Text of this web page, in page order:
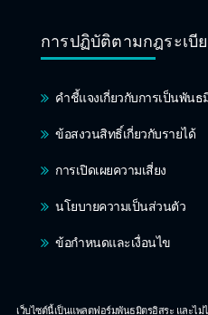
การปฏิบัติตามกฎระเบี
คำชี้แจงเกี่ยวกับการเป็นพันธ
ข้อสงวนสิทธิ์เกี่ยวกับรายได้
การเปิดเผยความเสี่ยง
นโยบายความเป็นส่วนตัว
ข้อกำหนดและเงื่อนไข
เว็บไซต์นี้เป็นแพลตฟอร์มพันธมิตรอิสระ และไม่